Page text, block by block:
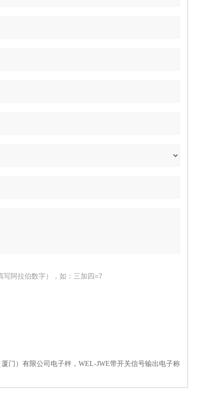
写阿拉伯数字），如：三加四=7
门）有限公司电子秤，WEL-JWE带开关信号输出电子称